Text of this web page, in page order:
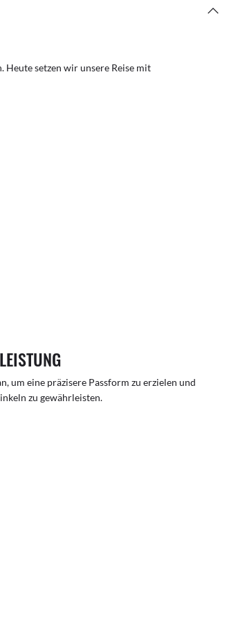
setzen wir unsere Reise mit
um eine präzisere Passform zu erzielen und
zu gewährleisten.